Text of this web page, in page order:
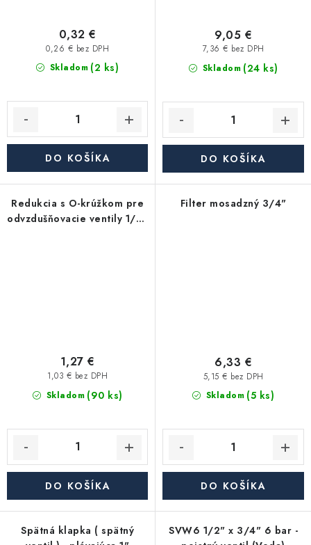
Skladom (2 ks)
0,26 € bez DPH
0,32 €
DO KOŠÍKA
Skladom (24 ks)
7,36 € bez DPH
9,05 €
DO KOŠÍKA
Redukcia s O-krúžkom pre
odvzdušňovacie ventily 1/2"
Skladom (90 ks)
1,03 € bez DPH
1,27 €
DO KOŠÍKA
Filter mosadzný 3/4"
Skladom (5 ks)
5,15 € bez DPH
6,33 €
DO KOŠÍKA
Spätná klapka ( spätný
SVW6 1/2" x 3/4" 6 bar -